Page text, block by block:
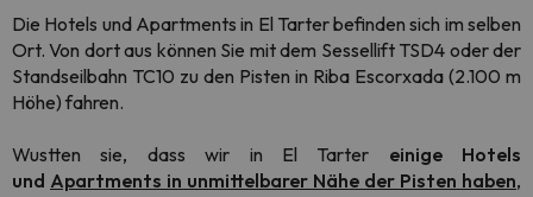
Die Hotels und Apartments in El Tarter befinden sich im selben
Ort. Von dort aus können Sie mit dem Sessellift TSD4 oder der
Standseilbahn TC10 zu den Pisten in Riba Escorxada (2.100 m
Höhe) fahren.
Wustten sie, dass wir in El Tarter einige Hotels
und Apartments in unmittelbarer Nähe der Pisten haben,